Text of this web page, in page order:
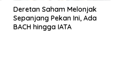
Deretan Saham Melonjak
Sepanjang Pekan Ini, Ada
BACH hingga IATA